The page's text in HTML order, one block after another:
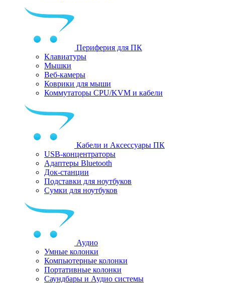
Периферия для ПК
Клавиатуры
Мышки
Веб-камеры
Коврики для мыши
Коммутаторы CPU/KVM и кабели
Кабели и Аксессуары ПК
USB-концентраторы
Адаптеры Bluetooth
Док-станции
Подставки для ноутбуков
Сумки для ноутбуков
Аудио
Умные колонки
Компьютерные колонки
Портативные колонки
Саундбары и Аудио системы